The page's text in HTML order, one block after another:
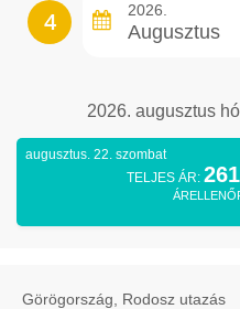
2026.
Augusztus
2026. augusztus
augusztus. 22. szombat
TELJES ÁR:
Görögország, Rodosz utazás